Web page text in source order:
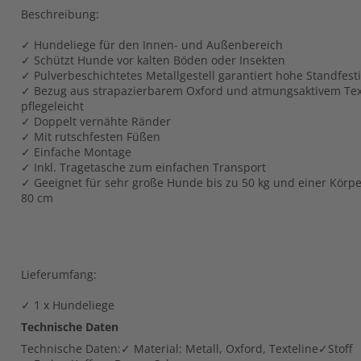
Beschreibung:
✓ Hundeliege für den Innen- und Außenbereich
✓ Schützt Hunde vor kalten Böden oder Insekten
✓ Pulverbeschichtetes Metallgestell garantiert hohe
✓ Bezug aus strapazierbarem Oxford und atmungsaktivem
pflegeleicht
✓ Doppelt vernähte Ränder
✓ Mit rutschfesten Füßen
✓ Einfache Montage
✓ Inkl. Tragetasche zum einfachen Transport
✓ Geeignet für sehr große Hunde bis zu 50 kg und einer
80 cm
Lieferumfang:
✓ 1 x Hundeliege
Technische Daten
Technische Daten:✓ Material: Metall, Oxford, Texteline✓Stoff